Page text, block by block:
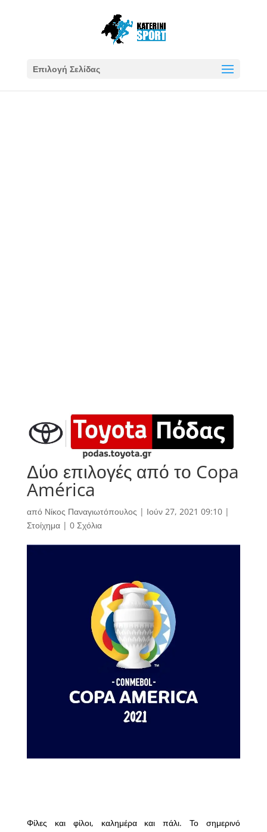
Επιλογή Σελίδας
Δύο επιλογές από το Copa
América
από Νίκος Παναγιωτόπουλος | Ιούν 27, 2021 09:10|
Στοίχημα| 0 Σχόλια
Φίλες και φίλοι, καλημέρα και πάλι. Το σημερινό